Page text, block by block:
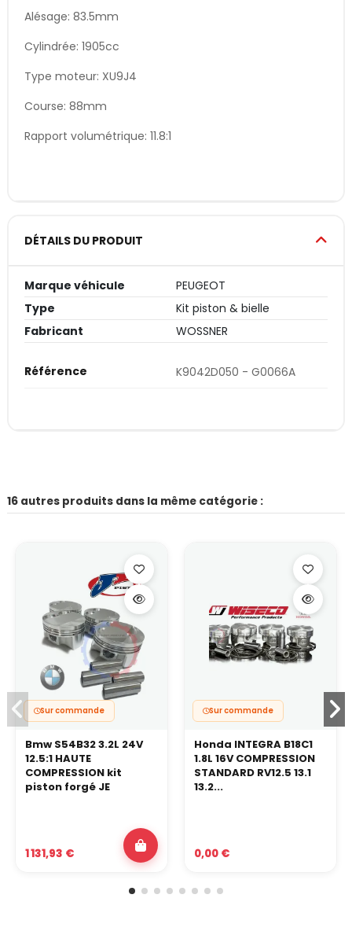
Alésage: 83.5mm
Cylindrée: 1905cc
Type moteur: XU9J4
Course: 88mm
Rapport volumétrique: 11.8:1
DÉTAILS DU PRODUIT
Marque véhicule
PEUGEOT
Type
Kit piston & bielle
Fabricant
WOSSNER
Référence K9042D050 - G0066A
16 autres produits dans la même catégorie :
Sur commande
Bmw S54B32 3.2L 24V
12.5:1 HAUTE
COMPRESSION kit
piston forgé JE
1 131,93 €
Sur commande
Honda INTEGRA B18C1
1.8L 16V COMPRESSION
STANDARD RV12.5 13.1
13.2...
0,00 €